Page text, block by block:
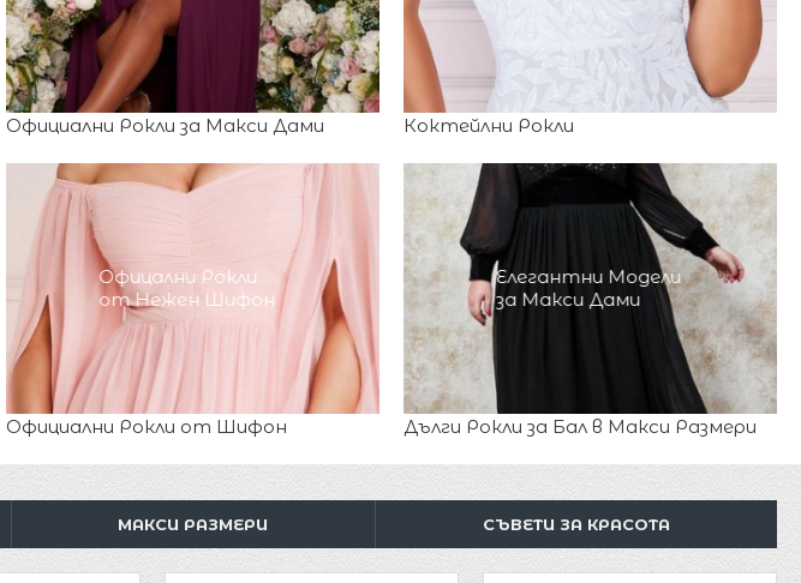
Официални Рокли за Макси Дами Коктейлни Рокли
Офицални Рокли
от Нежен Шифон
Официални Рокли от Шифон
Елегантни Модели
за Макси Дами
Дълги Рокли за Бал в Макси Размери
МАКСИ РАЗМЕРИ СЪВЕТИ ЗА КРАСОТА